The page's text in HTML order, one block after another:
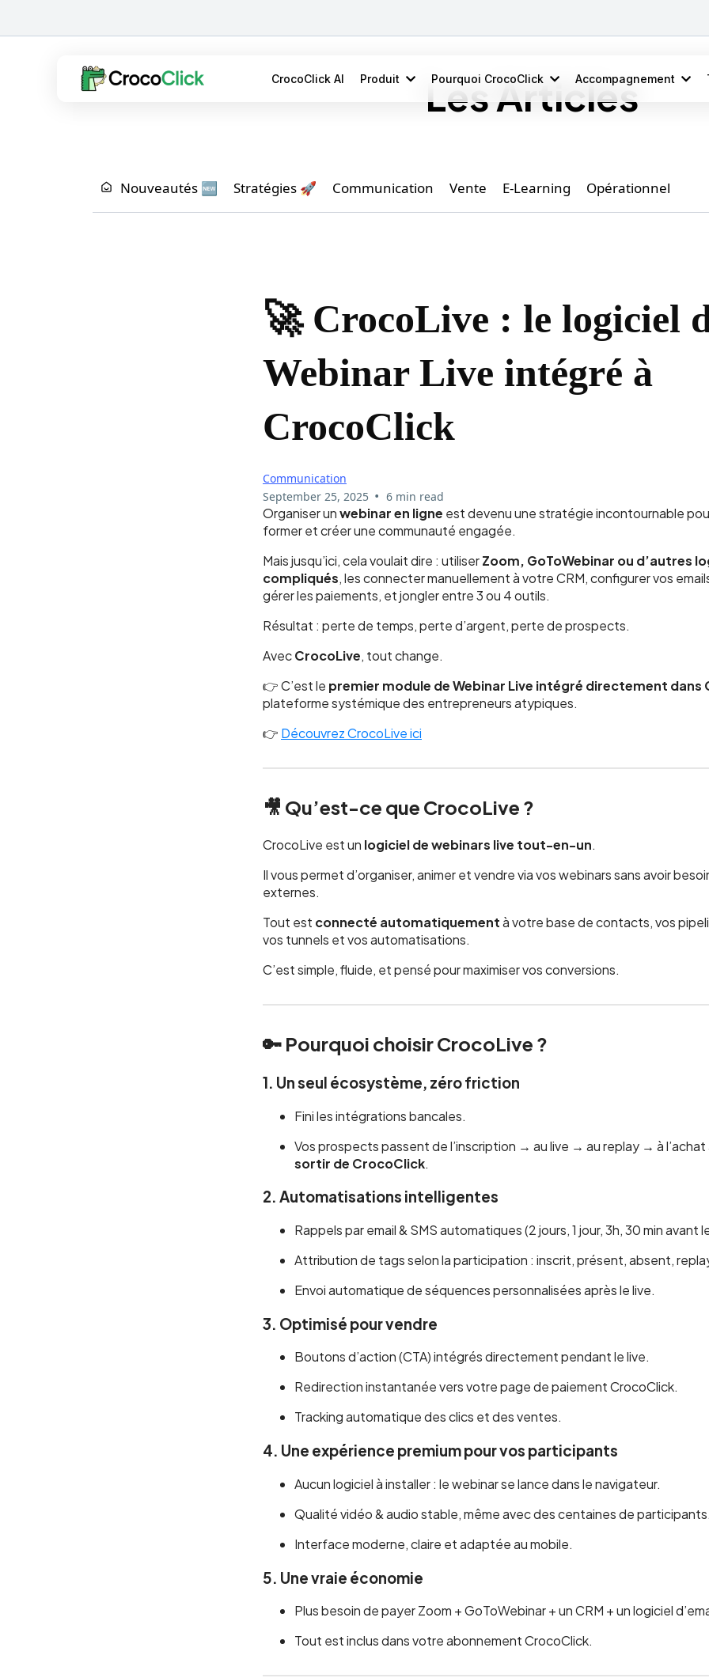
CrocoClick AI Produit Pourquoi CrocoClick Accompagnement
Les Articles
Nouveautés 🆕 Stratégies 🚀 Communication Vente E-Learning Opérationnel
🚀 CrocoLive : le logiciel
Webinar Live intégré à
CrocoClick
Communication
September 25, 2025 • 6 min read
Organiser unwebinar en ligne est devenu une stratégie incontournable
former et créer une communauté engagée.
Mais jusqu’ici, cela voulait dire : utiliserZoom, GoToWebinar ou d’autres
compliqués, les connecter manuellement à votre CRM, configurer vos
gérer les paiements, et jongler entre 3 ou 4 outils.
Résultat : perte de temps, perte d’argent, perte de prospects.
AvecCrocoLive, tout change.
👉 C’est le premier module de Webinar Live intégré directement dans
plateforme systémique des entrepreneurs atypiques.
👉 Découvrez CrocoLive ici
🎥 Qu’est-ce que CrocoLive ?
CrocoLive est un logiciel de webinars live tout-en-un.
Il vous permet d’organiser, animer et vendre via vos webinars sans avoir
externes.
Tout est connecté automatiquementà votre base de contacts, vos
vos tunnels et vos automatisations.
C’est simple, fluide, et pensé pour maximiser vos conversions.
🔑 Pourquoi choisir CrocoLive ?
1. Un seul écosystème, zéro friction
Fini les intégrations bancales.
Vos prospects passent de l’inscription → au live → au replay → à l’achat
sortir de CrocoClick.
2. Automatisations intelligentes
Rappels par email & SMS automatiques (2 jours, 1 jour, 3h, 30 min avant
Attribution de tags selon la participation : inscrit, présent, absent,
Envoi automatique de séquences personnalisées après le live.
3. Optimisé pour vendre
Boutons d’action (CTA) intégrés directement pendant le live.
Redirection instantanée vers votre page de paiement CrocoClick.
Tracking automatique des clics et des ventes.
4. Une expérience premium pour vos participants
Aucun logiciel à installer : le webinar se lance dans le navigateur.
Qualité vidéo & audio stable, même avec des centaines de
Interface moderne, claire et adaptée au mobile.
5. Une vraie économie
Plus besoin de payer Zoom + GoToWebinar + un CRM + un logiciel
Tout est inclus dans votre abonnement CrocoClick.